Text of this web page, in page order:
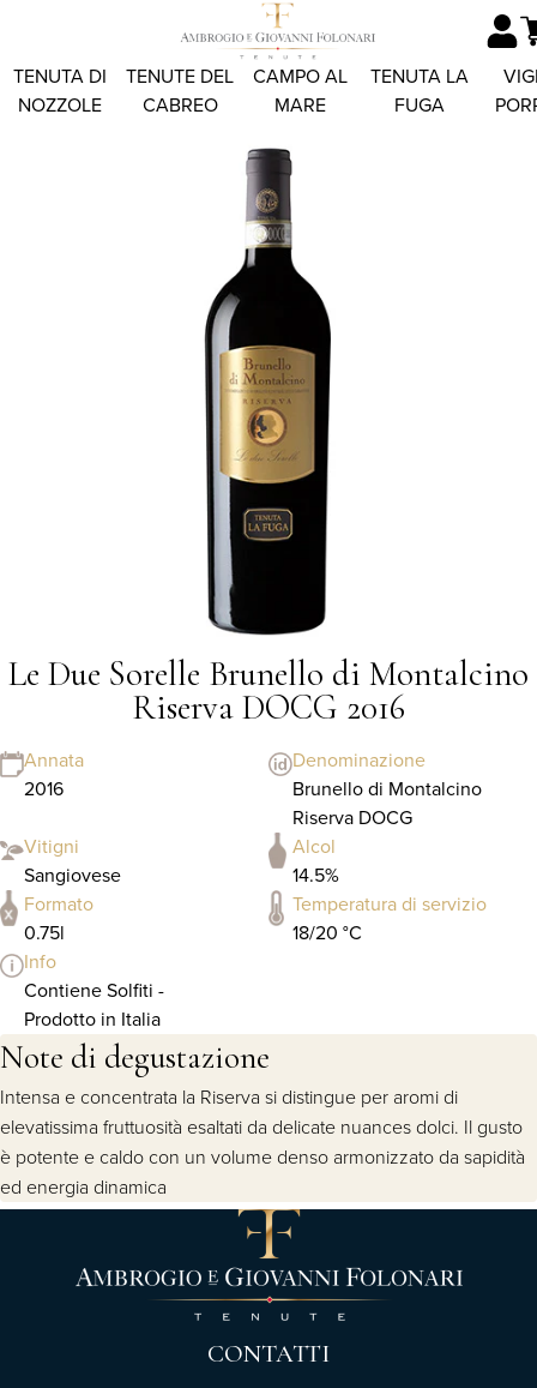
TENUTA DI
NOZZOLE
TENUTE DEL
CABREO
CAMPO AL
MARE
TENUTA LA
FUGA
Le Due Sorelle Brunello di Montalcino
Riserva DOCG 2016
Annata
2016
Denominazione
Brunello di Montalcino
Riserva DOCG
Vitigni
Sangiovese
Alcol
14.5%
Formato
0.75l
Temperatura di servizio
18/20 °C
Info
Contiene Solfiti -
Prodotto in Italia
Note di degustazione
Intensa e concentrata la Riserva si distingue per aromi di
elevatissima fruttuosità esaltati da delicate nuances dolci. Il gusto
è potente e caldo con un volume denso armonizzato da sapidità
ed energia dinamica
CONTATTI